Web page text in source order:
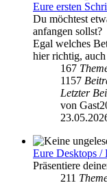
Eure ersten
Du möchtest
anfangen sollst?
Egal welches
hier richtig, auch
167
1157
Letzter
von
Eure Desktops /
Präsentiere
211